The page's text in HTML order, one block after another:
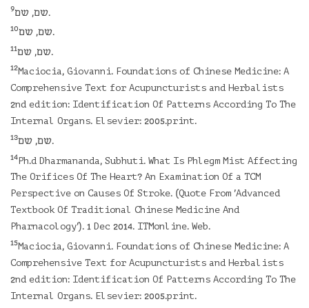
9 שם, שם.
10 שם, שם.
11 שם, שם.
12Maciocia, Giovanni. Foundations of Chinese Medicine: A
Comprehensive Text for Acupuncturists and Herbalists
2nd edition: Identification Of Patterns According To The
Internal Organs. Elsevier: 2005.print.
13 שם, שם.
14 Ph.d Dharmananda, Subhuti. What Is Phlegm Mist Affecting
The Orifices Of The Heart? An Examination Of a TCM
Perspective on Causes Of Stroke. (Quote From 'Advanced
Textbook Of Traditional Chinese Medicine And
Pharnacology'). 1 Dec 2014. ITMonline. Web.
15Maciocia, Giovanni. Foundations of Chinese Medicine: A
Comprehensive Text for Acupuncturists and Herbalists
2nd edition: Identification Of Patterns According To The
Internal Organs. Elsevier: 2005.print.